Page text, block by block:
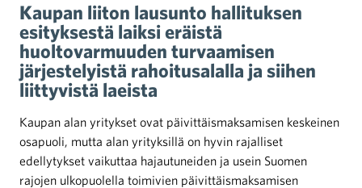
Kaupan liiton lausunto hallituksen
esityksestä laiksi eräistä
huoltovarmuuden turvaamisen
järjestelyistä rahoitusalalla ja siihen
liittyvistä laeista
Kaupan alan yritykset ovat päivittäismaksamisen keskeinen
osapuoli, mutta alan yrityksillä on hyvin rajalliset
edellytykset vaikuttaa hajautuneiden ja usein Suomen
rajojen ulkopuolella toimivien päivittäismaksamisen